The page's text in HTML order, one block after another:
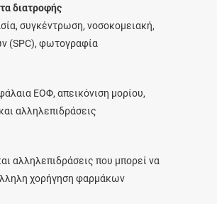
Αποθηκεύστε τις συνταγές
μοιραστείτε τις εύκολα και
διατροφής
συγκέντρωση, νοσοκομειακή,
(SPC), φωτογραφία
ΕΟΦ, απεικόνιση μορίου,
αλληλεπιδράσεις
αλληλεπιδράσεις που μπορεί να
χορήγηση φαρμάκων